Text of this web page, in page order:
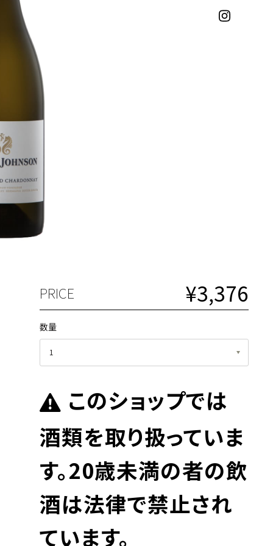
PRICE ¥3,376
数量
このショップでは
酒類を取り扱っていま
す。20歳未満の者の飲
酒は法律で禁止され
ています。